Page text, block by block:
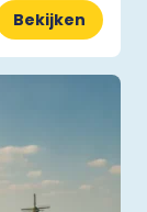
Bekijken